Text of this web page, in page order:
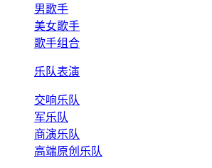
男歌手
美女歌手
歌手组合
乐队表演
交响乐队
军乐队
商演乐队
高端原创乐队